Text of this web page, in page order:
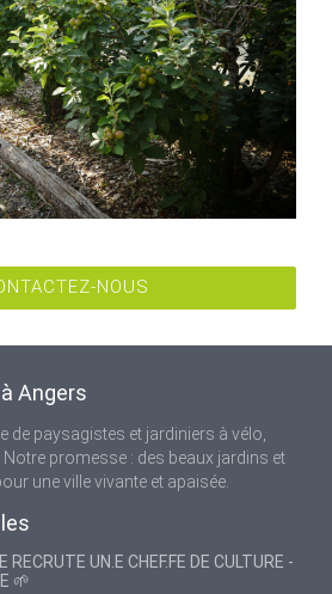
NOUS
Angers
de paysagistes et jardiniers à vélo,
Notre promesse : des beaux jardins et
une ville vivante et apaisée.
UN.E CHEF.FE DE CULTURE -
🌱